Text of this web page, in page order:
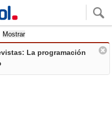
Mostrar
La programación